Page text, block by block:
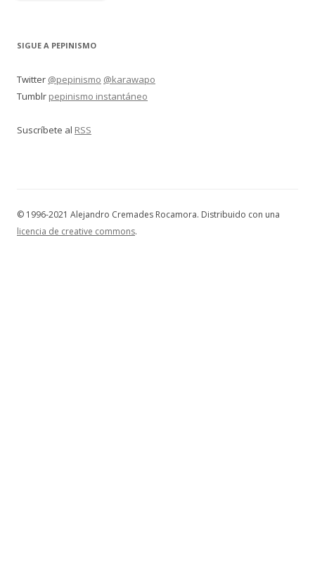
SIGUE A PEPINISMO
Twitter @pepinismo @karawapo
Tumblr pepinismo instantáneo
Suscríbete al RSS
© 1996-2021 Alejandro Cremades Rocamora. Distribuido con una
licencia de creative commons.